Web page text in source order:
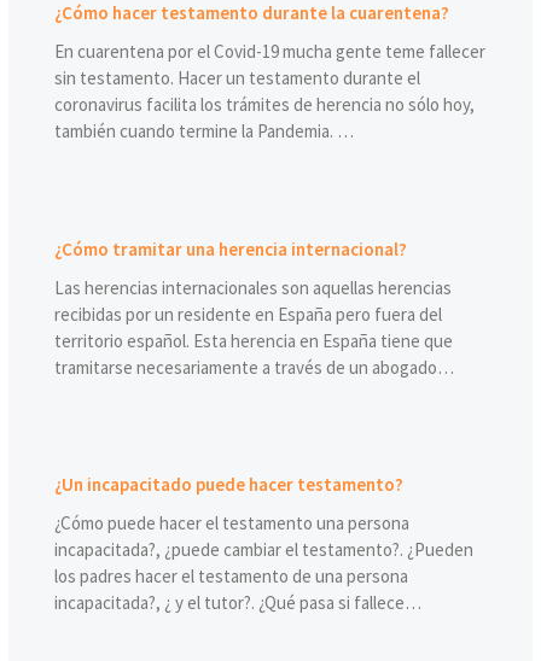
¿Cómo hacer testamento durante la cuarentena?
En cuarentena por el Covid-19 mucha gente teme fallecer
sin testamento. Hacer un testamento durante el
coronavirus facilita los trámites de herencia no sólo hoy,
también cuando termine la Pandemia. …
¿Cómo tramitar una herencia internacional?
Las herencias internacionales son aquellas herencias
recibidas por un residente en España pero fuera del
territorio español. Esta herencia en España tiene que
tramitarse necesariamente a través de un abogado…
¿Un incapacitado puede hacer testamento?
¿Cómo puede hacer el testamento una persona
incapacitada?, ¿puede cambiar el testamento?. ¿Pueden
los padres hacer el testamento de una persona
incapacitada?, ¿ y el tutor?. ¿Qué pasa si fallece…